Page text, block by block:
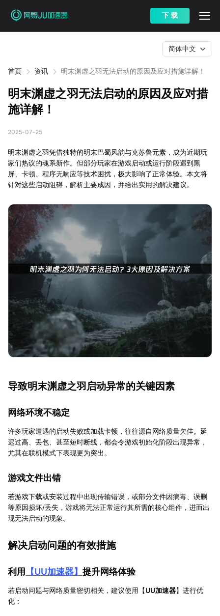
下 载
首页 资讯 明末渊虚之羽无法启动的原因及应对措施详解！
简体中文
明末渊虚之羽无法启动的原因及应对措
施详解！
2025-07-25
明末渊虚之羽凭借独特的明末巴蜀风韵与克苏鲁元素，成为近期玩
家们热议的魂系新作。但部分玩家在游戏启动或运行阶段遇到黑
屏、卡顿、程序无响应等技术困扰，极大影响了正常体验。本文将
针对这些启动阻碍，解析主要成因，并给出实用的解决建议。
导致明末渊虚之羽启动异常的关键因素
网络环境不稳定
许多玩家遭遇的启动失败或加载卡顿，往往源自网络质量欠佳。延
迟过高、丢包、甚至短时断线，都会令游戏初始化阶段出现异常，
尤其在联机模式下表现更为突出。
游戏文件出错
若游戏下载或安装过程中出现传输错误，或部分文件因病毒、误删
等原因损坏/丢失，游戏将无法正常运行其所需的核心组件，进而出
现无法启动的现象。
解决启动问题的有效措施
利用 【UU加速器】 提升网络体验
若启动问题与网络质量密切相关，建议使用【UU加速器】进行优
化：